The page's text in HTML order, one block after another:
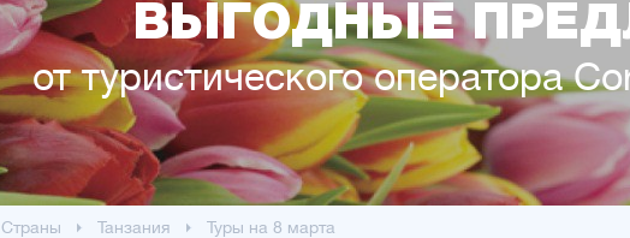
ВЫГОДНЫЕ
от туристического оператора
Cтраны Танзания Туры на 8 марта